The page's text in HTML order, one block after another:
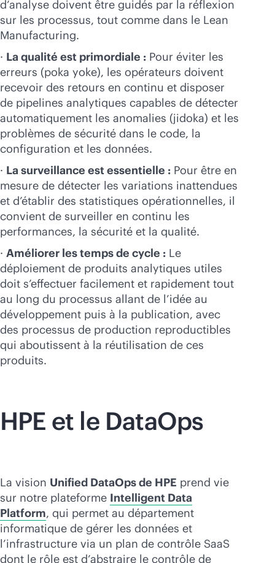
d’analyse doivent être guidés par la réflexion
sur les processus, tout comme dans le Lean
Manufacturing.
· La qualité est primordiale : Pour éviter les
erreurs (poka yoke), les opérateurs doivent
recevoir des retours en continu et disposer
de pipelines analytiques capables de détecter
automatiquement les anomalies (jidoka) et les
problèmes de sécurité dans le code, la
configuration et les données.
· La surveillance est essentielle : Pour être en
mesure de détecter les variations inattendues
et d’établir des statistiques opérationnelles, il
convient de surveiller en continu les
performances, la sécurité et la qualité.
· Améliorer les temps de cycle : Le
déploiement de produits analytiques utiles
doit s’effectuer facilement et rapidement tout
au long du processus allant de l’idée au
développement puis à la publication, avec
des processus de production reproductibles
qui aboutissent à la réutilisation de ces
produits.
HPE et le DataOps
La vision Unified DataOps de HPE prend vie
sur notre plateforme Intelligent Data
Platform, qui permet au département
informatique de gérer les données et
l’infrastructure via un plan de contrôle SaaS
dont le rôle est d’abstraire le contrôle de